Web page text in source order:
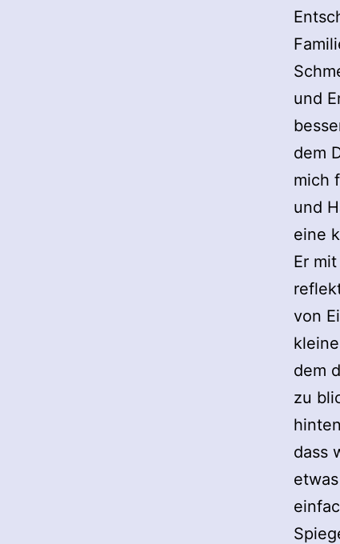
und
dem
mich
und
eine
Er
von
dem
zu
dass